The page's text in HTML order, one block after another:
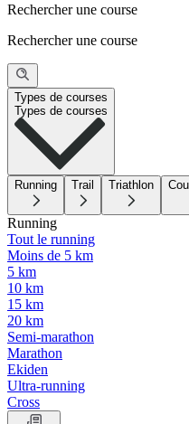
Rechercher une course
Rechercher une course
Types de courses
Types de courses
Running Trail Triathlon
Running
Tout le running
Moins de 5 km
5 km
10 km
15 km
20 km
Semi-marathon
Marathon
Ekiden
Ultra-running
Cross